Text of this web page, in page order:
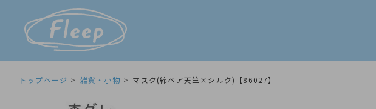
トップページ 雑貨・小物 マスク(綿ベア天竺×シルク)【86027】